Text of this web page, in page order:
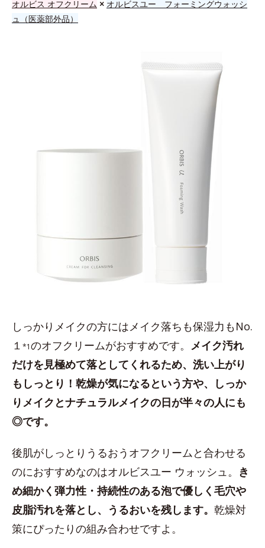
オルビス オフクリーム × オルビスユー フォーミングウォッシ
ュ（医薬部外品）
しっかりメイクの方にはメイク落ちも保湿力もNo.
１ *1のオフクリームがおすすめです。
メイク汚れ
だけを見極めて落としてくれるため、洗い上がり
もしっとり！乾燥が気になるという方や、しっか
りメイクとナチュラルメイクの日が半々の人にも
◎です。
後肌がしっとりうるおうオフクリームと合わせる
のにおすすめなのはオルビスユー ウォッシュ。 き
め細かく弾力性・持続性のある泡で優しく毛穴や
皮脂汚れを落とし、うるおいを残します。 乾燥対
策にぴったりの組み合わせですよ。